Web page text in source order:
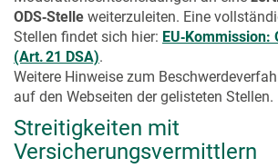
ODS‑Stelle weiterzuleiten. Eine
Stellen findet sich hier: EU‑Kommission:
(Art. 21 DSA).
Weitere Hinweise zum
auf den Webseiten der gelisteten Stellen.
Streitigkeiten mit
Versicherungsvermittlern